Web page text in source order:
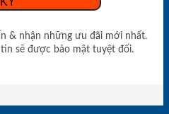
& nhận những ưu đãi mới nhất.
sẽ được bảo mật tuyệt đối.